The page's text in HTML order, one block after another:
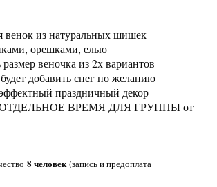
венок из натуральных шишек
орешками, елью
веночка из 2х вариантов
добавить снег по желанию
праздничный декор
ВРЕМЯ ДЛЯ ГРУППЫ от
8 человек(запись и предоплата